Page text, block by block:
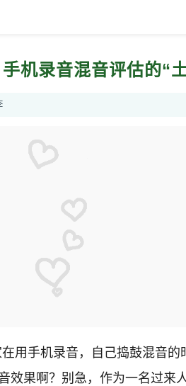
机录音混音评估的“
用手机录音，自己捣鼓混音
效果啊？别急，作为一名过